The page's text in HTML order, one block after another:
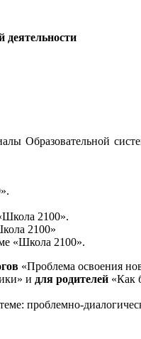
деятельности
Образовательной
2100».
2100»
«Школа 2100».
«Проблема освоения
и для родителей «Как
проблемно-